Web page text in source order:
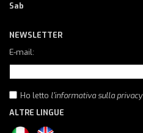
Sab
NEWSLETTER
E-mail:
Ho letto l'informativa sulla privacy
ALTRE LINGUE